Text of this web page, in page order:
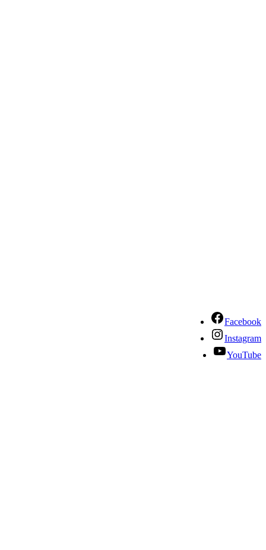
Facebook
Instagram
YouTube